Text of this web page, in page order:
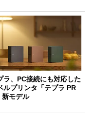
ラ、PC接続にも対応した
ルプリンタ「テプラ PR
新モデル